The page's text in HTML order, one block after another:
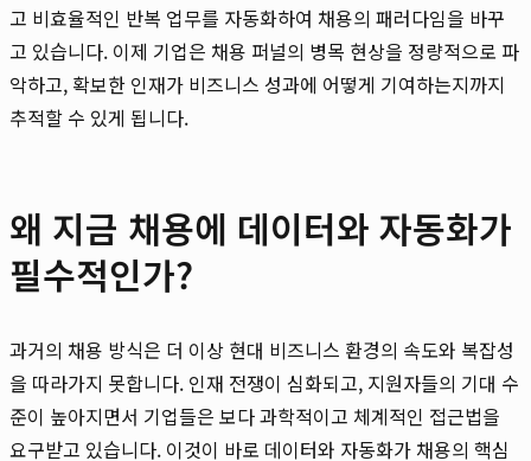
고 비효율적인 반복 업무를 자동화하여 채용의 패러다임을 바꾸
고 있습니다. 이제 기업은 채용 퍼널의 병목 현상을 정량적으로 파
악하고, 확보한 인재가 비즈니스 성과에 어떻게 기여하는지까지
추적할 수 있게 됩니다.
왜 지금 채용에 데이터와 자동화가
필수적인가?
과거의 채용 방식은 더 이상 현대 비즈니스 환경의 속도와 복잡성
을 따라가지 못합니다. 인재 전쟁이 심화되고, 지원자들의 기대 수
준이 높아지면서 기업들은 보다 과학적이고 체계적인 접근법을
요구받고 있습니다. 이것이 바로 데이터와 자동화가 채용의 핵심